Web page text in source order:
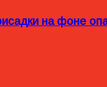
на фоне